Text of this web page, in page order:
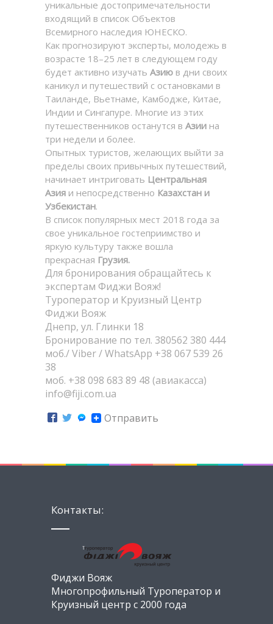
уникальные достопримечательности
входящий в список Объектов
Всемирного наследия ЮНЕСКО.
Как прогнозируют эксперты, молодежь в
возрасте 18–25 лет в следующем году
будет активно изучать Азию в дни своих
каникул и путешествий с остановками в
Таиланде, Вьетнаме, Камбодже, Китае,
Индии и Сингапуре. Многие из этих
путешественников останутся в Азии на
три недели и более.
Опытных туристов, желающих выйти за
пределы своих привычных путешествий,
начинает интриговать Центральная
Азия и непосредственно Казахстан и
Узбекистан.
В список популярных мест 2018 года за
свое уникальное гостеприимство и
яркую культуру также вошла
прекрасная Грузия.
Для бронирования обращайтесь к
экспертам Фиджи Вояж!
Туроператор и Круизный Центр
Фиджи Вояж
Днепр, ул. Глинки 18
Бронирование по тел. 380562 380 444
моб./ Viber / WhatsApp +38 067 539 26
38
моб. +38 098 683 89 48 (авиакасса)
info@fiji.com.ua
Отправить
Контакты:
Фиджи Вояж
Многопрофильный Туроператор и
Круизный центр с 2000 года